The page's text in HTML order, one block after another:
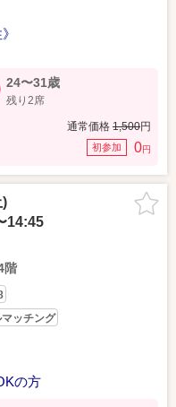
24〜31歳
残り2席
通常価格 1,500円
初参加 0円
)
14:45
階
ッチング
の方